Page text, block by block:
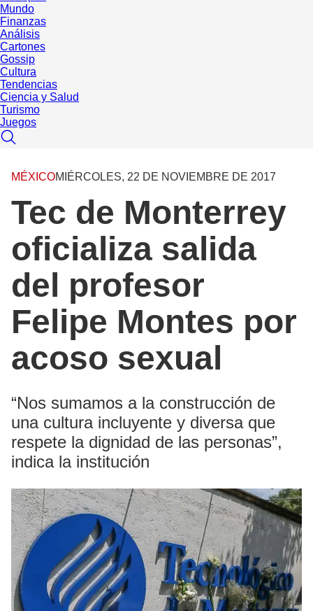
Mundo
Finanzas
Análisis
Cartones
Gossip
Cultura
Tendencias
Ciencia y Salud
Turismo
Juegos
MÉXICOMIÉRCOLES, 22 DE NOVIEMBRE DE 2017
Tec de Monterrey
oficializa salida
del profesor
Felipe Montes por
acoso sexual
“Nos sumamos a la construcción de
una cultura incluyente y diversa que
respete la dignidad de las personas”,
indica la institución